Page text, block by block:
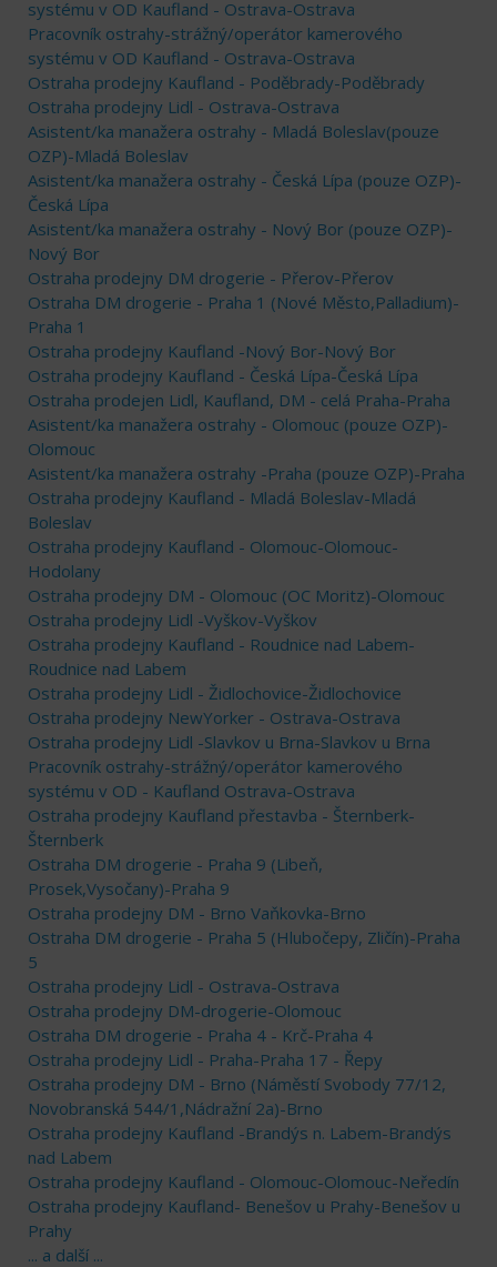
systému v OD Kaufland - Ostrava-Ostrava
Pracovník ostrahy-strážný/operátor kamerového
systému v OD Kaufland - Ostrava-Ostrava
Ostraha prodejny Kaufland - Poděbrady-Poděbrady
Ostraha prodejny Lidl - Ostrava-Ostrava
Asistent/ka manažera ostrahy - Mladá Boleslav(pouze
OZP)-Mladá Boleslav
Asistent/ka manažera ostrahy - Česká Lípa (pouze OZP)-
Česká Lípa
Asistent/ka manažera ostrahy - Nový Bor (pouze OZP)-
Nový Bor
Ostraha prodejny DM drogerie - Přerov-Přerov
Ostraha DM drogerie - Praha 1 (Nové Město,Palladium)-
Praha 1
Ostraha prodejny Kaufland -Nový Bor-Nový Bor
Ostraha prodejny Kaufland - Česká Lípa-Česká Lípa
Ostraha prodejen Lidl, Kaufland, DM - celá Praha-Praha
Asistent/ka manažera ostrahy - Olomouc (pouze OZP)-
Olomouc
Asistent/ka manažera ostrahy -Praha (pouze OZP)-Praha
Ostraha prodejny Kaufland - Mladá Boleslav-Mladá
Boleslav
Ostraha prodejny Kaufland - Olomouc-Olomouc-
Hodolany
Ostraha prodejny DM - Olomouc (OC Moritz)-Olomouc
Ostraha prodejny Lidl -Vyškov-Vyškov
Ostraha prodejny Kaufland - Roudnice nad Labem-
Roudnice nad Labem
Ostraha prodejny Lidl - Židlochovice-Židlochovice
Ostraha prodejny NewYorker - Ostrava-Ostrava
Ostraha prodejny Lidl -Slavkov u Brna-Slavkov u Brna
Pracovník ostrahy-strážný/operátor kamerového
systému v OD - Kaufland Ostrava-Ostrava
Ostraha prodejny Kaufland přestavba - Šternberk-
Šternberk
Ostraha DM drogerie - Praha 9 (Libeň,
Prosek,Vysočany)-Praha 9
Ostraha prodejny DM - Brno Vaňkovka-Brno
Ostraha DM drogerie - Praha 5 (Hlubočepy, Zličín)-Praha
5
Ostraha prodejny Lidl - Ostrava-Ostrava
Ostraha prodejny DM-drogerie-Olomouc
Ostraha DM drogerie - Praha 4 - Krč-Praha 4
Ostraha prodejny Lidl - Praha-Praha 17 - Řepy
Ostraha prodejny DM - Brno (Náměstí Svobody 77/12,
Novobranská 544/1,Nádražní 2a)-Brno
Ostraha prodejny Kaufland -Brandýs n. Labem-Brandýs
nad Labem
Ostraha prodejny Kaufland - Olomouc-Olomouc-Neředín
Ostraha prodejny Kaufland- Benešov u Prahy-Benešov u
Prahy
... a další ...